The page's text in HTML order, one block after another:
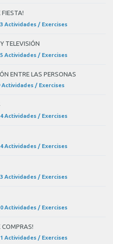
Actividades / Exercises
TELEVISIÓN
Actividades / Exercises
ENTRE LAS PERSONAS
Actividades / Exercises
Actividades / Exercises
Actividades / Exercises
Actividades / Exercises
Actividades / Exercises
COMPRAS!
Actividades / Exercises